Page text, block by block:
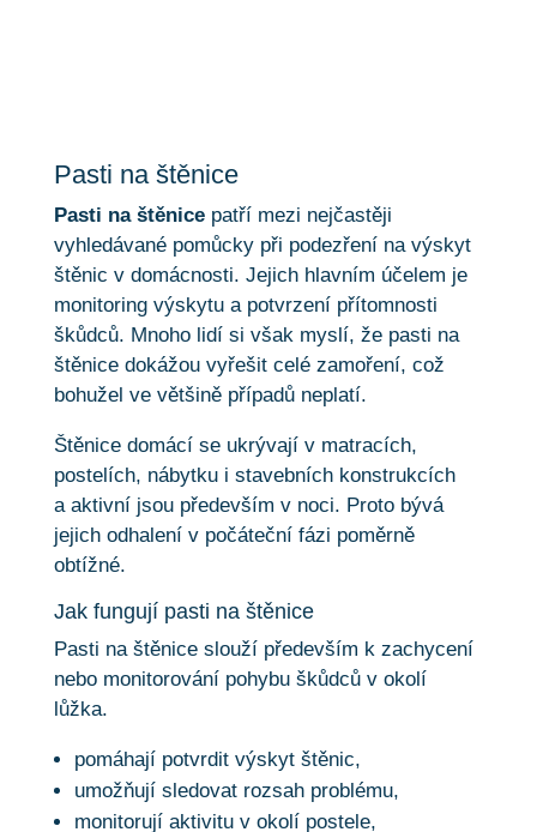
Pasti na štěnice
Pasti na štěnicepatří mezi nejčastěji
vyhledávané pomůcky při podezření na výskyt
štěnic v domácnosti. Jejich hlavním účelem je
monitoring výskytu a potvrzení přítomnosti
škůdců. Mnoho lidí si však myslí, že pasti na
štěnice dokážou vyřešit celé zamoření, což
bohužel ve většině případů neplatí.
Štěnice domácí se ukrývají v matracích,
postelích, nábytku i stavebních konstrukcích
a aktivní jsou především v noci. Proto bývá
jejich odhalení v počáteční fázi poměrně
obtížné.
Jak fungují pasti na štěnice
Pasti na štěnice slouží především k zachycení
nebo monitorování pohybu škůdců v okolí
lůžka.
pomáhají potvrdit výskyt štěnic,
umožňují sledovat rozsah problému,
monitorují aktivitu v okolí postele,